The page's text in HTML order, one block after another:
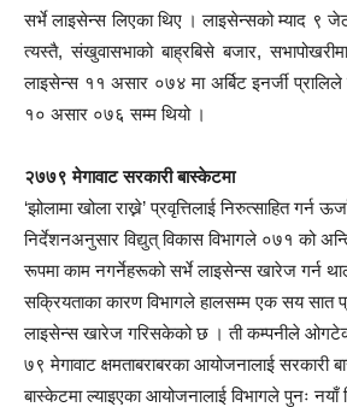
सर्भे लाइसेन्स लिएका थिए । लाइसेन्सको म्याद ९
त्यस्तै, संखुवासभाको बाह्रबिसे बजार,
लाइसेन्स ११ असार ०७४ मा अर्बिट इनर्जी प्रालिले
१० असार ०७६ सम्म थियो ।
२७७९ मेगावाट सरकारी बास्केटमा
‘झोलामा खोला राख्ने’ प्रवृत्तिलाई निरुत्साहित गर्न
निर्देशनअनुसार विद्युत् विकास विभागले ०७१ को
रूपमा काम नगर्नेहरूको सर्भे लाइसेन्स खारेज गर्न
सक्रियताका कारण विभागले हालसम्म एक सय सात
लाइसेन्स खारेज गरिसकेको छ । ती कम्पनीले
७९ मेगावाट क्षमताबराबरका आयोजनालाई सरकारी
बास्केटमा ल्याइएका आयोजनालाई विभागले पुनः नयाँ